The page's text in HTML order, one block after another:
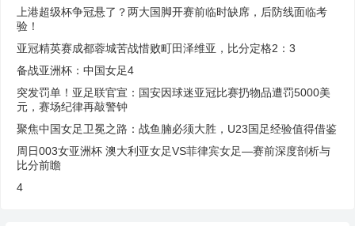
上港超级杯争冠悬了？两大国脚开赛前临时缺席，后防线面临考
验！
亚冠精英赛成都蓉城苦战惜败町田泽维亚，比分定格2：3
备战亚洲杯：中国女足4
突发罚单！亚足联官宣：国安因球迷亚冠比赛扔物品遭罚5000美
元，赛场纪律再敲警钟
聚焦中国女足卫冕之路：战鱼腩必须大胜，U23国足经验值得借鉴
周日003女亚洲杯 澳大利亚女足VS菲律宾女足—赛前深度剖析与
比分前瞻
4